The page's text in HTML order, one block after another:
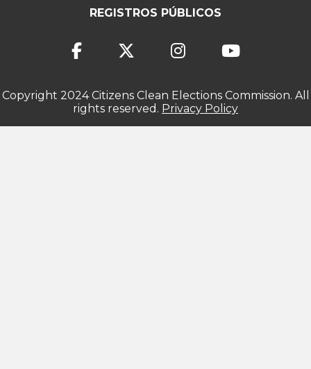
REGISTROS PÚBLICOS
Copyright 2024 Citizens Clean Elections Commission. All
rights reserved. Privacy Policy